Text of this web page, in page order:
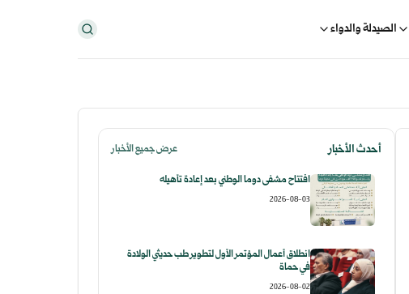
الصيدلة والدواء
أحدث الأخبار عرض جميع الأخبار
افتتاح مشفى دوما الوطني بعد إعادة تأهيله
2026-08-03
انطلاق أعمال المؤتمر الأول لتطوير طب حديثي الولادة
في حماة
2026-08-02